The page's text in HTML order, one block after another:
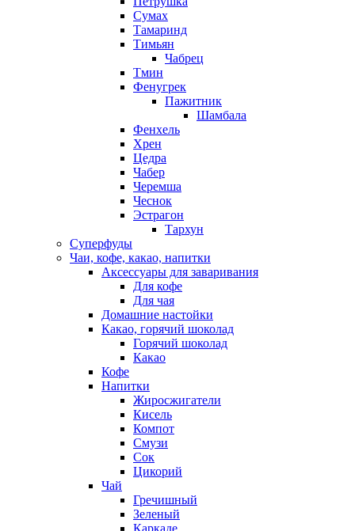
Сумах
Тамаринд
Тимьян
Чабрец
Тмин
Фенугрек
Пажитник
Шамбала
Фенхель
Хрен
Цедра
Чабер
Черемша
Чеснок
Эстрагон
Тархун
Суперфуды
Чаи, кофе, какао, напитки
Аксессуары для заваривания
Для кофе
Для чая
Домашние настойки
Какао, горячий шоколад
Горячий шоколад
Какао
Кофе
Напитки
Жиросжигатели
Кисель
Компот
Смузи
Сок
Цикорий
Чай
Гречишный
Зеленый
Каркаде